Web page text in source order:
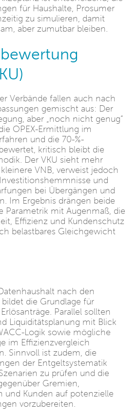
für Haushalte, Prosumer
zu simulieren, damit
aber zumutbar bleiben.
Verbände fallen auch nach
gemischt aus: Der
aber „noch nicht genug“
OPEX-Ermittlung im
und die 70-%-
kritisch bleibt die
Der VKU sieht mehr
VNB, verweist jedoch
und
bei Übergängen und
Im Ergebnis drängen beide
Parametrik mit Augenmaß, die
Effizienz und Kundenschutz
belastbares Gleichgewicht
nach den
bildet die Grundlage für
Parallel sollten
Liquiditätsplanung mit Blick
sowie mögliche
im Effizienzvergleich
Sinnvoll ist zudem, die
der Entgeltsystematik
zu prüfen und die
Gremien,
und Kunden auf potenzielle
vorzubereiten.